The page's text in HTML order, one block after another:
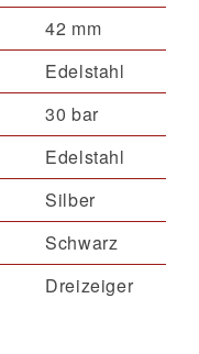
42 mm
Edelstahl
30 bar
Edelstahl
Silber
Schwarz
Dreizeiger